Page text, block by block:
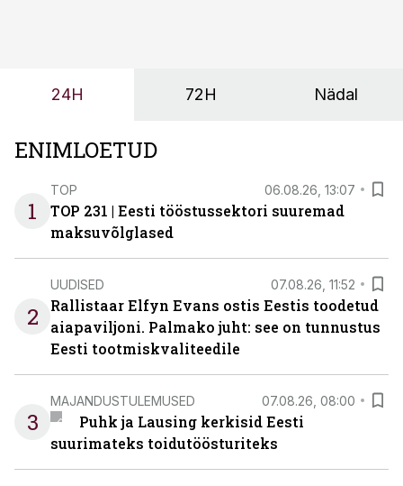
24H 72H Nädal
ENIMLOETUD
1
TOP 06.08.26, 13:07
TOP 231 | Eesti tööstussektori suuremad
maksuvõlglased
2
UUDISED 07.08.26, 11:52
Rallistaar Elfyn Evans ostis Eestis toodetud
aiapaviljoni. Palmako juht: see on tunnustus
Eesti tootmiskvaliteedile
3
MAJANDUSTULEMUSED 07.08.26, 08:00
Puhk ja Lausing kerkisid Eesti
suurimateks toidutöösturiteks